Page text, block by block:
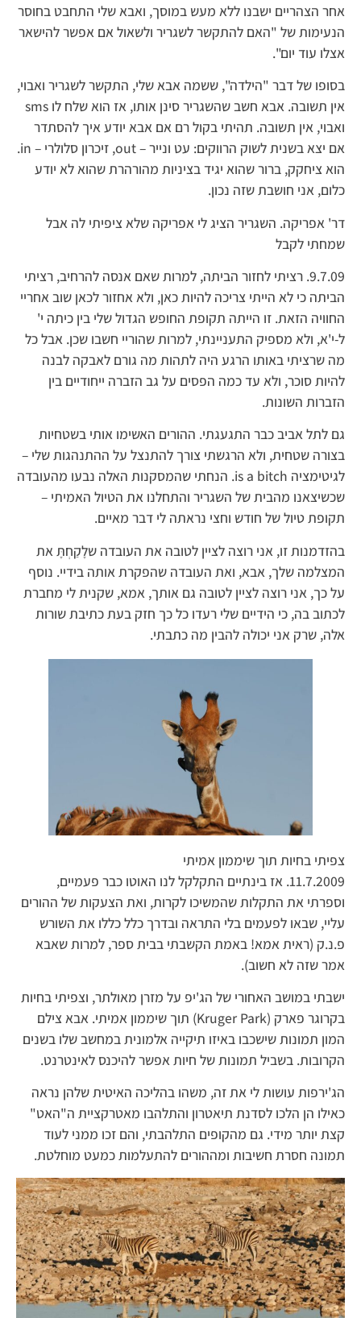
אחר הצהריים ישבנו ללא מעש במוסך, ואבא שלי התחבט בחוסר
הנעימות של "האם להתקשר לשגריר ולשאול אם אפשר להישאר
אצלו עוד יום".
בסופו של דבר "הילדה", ששמה אבא שלי, התקשר לשגריר ואבוי,
אין תשובה. אבא חשב שהשגריר סינן אותו, אז הוא שלח לו sms
ואבוי, אין תשובה. תהיתי בקול רם אם אבא יודע איך להסתדר
אם יצא בשנית לשוק הרווקים: עט ונייר – out, זיכרון סלולרי – in.
הוא ציחקק, ברור שהוא יגיד בציניות מהורהרת שהוא לא יודע
כלום, אני חושבת שזה נכון.
דר' אפריקה. השגריר הציג לי אפריקה שלא ציפיתי לה אבל
שמחתי לקבל
9.7.09. רציתי לחזור הביתה, למרות שאם אנסה להרחיב, רציתי
הביתה כי לא הייתי צריכה להיות כאן, ולא אחזור לכאן שוב אחריי
החוויה הזאת. זו הייתה תקופת החופש הגדול שלי בין כיתה י'
ל-י'א, ולא מספיק התעניינתי, למרות שהוריי חשבו שכן. אבל כל
מה שרציתי באותו הרגע היה לתהות מה גורם לאבקה לבנה
להיות סוכר, ולא עד כמה הפסים על גב הזברה ייחודיים בין
הזברות השונות.
גם לתל אביב כבר התגעגתי. ההורים האשימו אותי בשטחיות
בצורה שטחית, ולא הרגשתי צורך להתנצל על ההתנהגות שלי –
לגיטימציה is a bitch. הנחתי שהמסקנות האלה נבעו מהעובדה
שכשיצאנו מהבית של השגריר והתחלנו את הטיול האמיתי –
תקופת טיול של חודש וחצי נראתה לי דבר מאיים.
בהזדמנות זו, אני רוצה לציין לטובה את העובדה שלָקַחְתָּ את
המצלמה שלך, אבא, ואת העובדה שהפקרת אותה בידיי. נוסף
על כך, אני רוצה לציין לטובה גם אותך, אמא, שקנית לי מחברת
לכתוב בה, כי הידיים שלי רעדו כל כך חזק בעת כתיבת שורות
אלה, שרק אני יכולה להבין מה כתבתי.
צפיתי בחיות תוך שיממון אמיתי
11.7.2009. אז בינתיים התקלקל לנו האוטו כבר פעמיים,
וספרתי את התקלות שהמשיכו לקרות, ואת הצעקות של ההורים
עליי, שבאו לפעמים בלי התראה ובדרך כלל כללו את השורש
פ.נ.ק (ראית אמא! באמת הקשבתי בבית ספר, למרות שאבא
אמר שזה לא חשוב).
ישבתי במושב האחורי של הג'יפ על מזרן מאולתר, וצפיתי בחיות
בקרוגר פארק (Kruger Park) תוך שיממון אמיתי. אבא צילם
המון תמונות שישכבו באיזו תיקייה אלמונית במחשב שלו בשנים
הקרובות. בשביל תמונות של חיות אפשר להיכנס לאינטרנט.
הג'ירפות עושות לי את זה, משהו בהליכה האיטית שלהן נראה
כאילו הן הלכו לסדנת תיאטרון והתלהבו מאטרקציית ה"האט"
קצת יותר מידי. גם מהקופים התלהבתי, והם זכו ממני לעוד
תמונה חסרת חשיבות ומההורים להתעלמות כמעט מוחלטת.